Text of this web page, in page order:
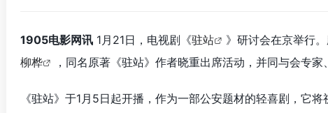
1905电影网讯 1月21日，电视剧《驻站 》研讨会在京举行
柳桦
，同名原著《驻站》作者晓重出席活动，并同与会专家
《驻站》于1月5日起开播，作为一部公安题材的轻喜剧，它